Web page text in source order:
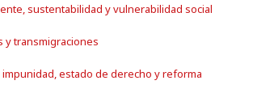
sustentabilidad y vulnerabilidad social
y transmigraciones
impunidad, estado de derecho y reforma